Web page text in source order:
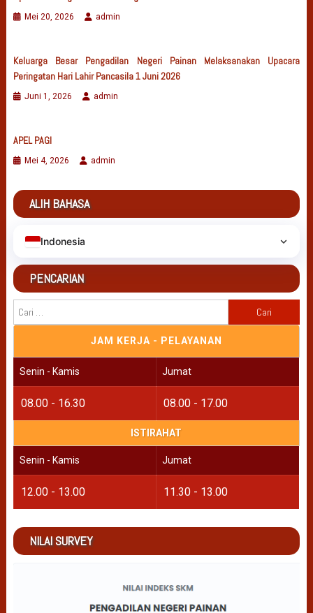
Mei 20, 2026 admin
Keluarga Besar Pengadilan Negeri Painan Melaksanakan Upacara
Peringatan Hari Lahir Pancasila 1 Juni 2026
Juni 1, 2026 admin
APEL PAGI
Mei 4, 2026 admin
ALIH BAHASA
Indonesia
PENCARIAN
untuk:
JAM KERJA - PELAYANAN
Senin - Kamis Jumat
08.00 - 16.30 08.00 - 17.00
ISTIRAHAT
Senin - Kamis Jumat
12.00 - 13.00 11.30 - 13.00
NILAI SURVEY